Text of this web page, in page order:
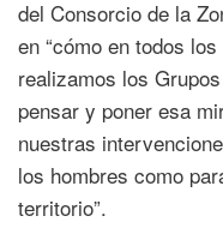
del Consorcio de la
en “cómo en todos
realizamos los
pensar y poner esa
nuestras
los hombres como
territorio”.